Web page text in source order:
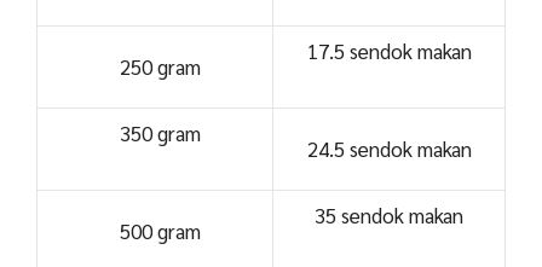
250 gram
17.5 sendok makan
350 gram
24.5 sendok makan
500 gram
35 sendok makan